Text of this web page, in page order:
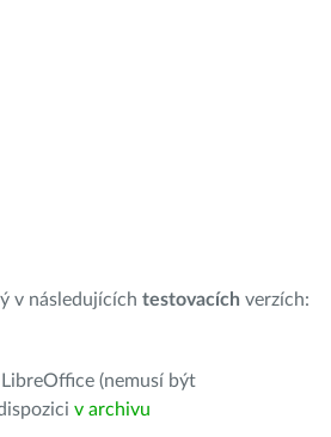
v následujících testovacích verzích:
(nemusí být
v archivu